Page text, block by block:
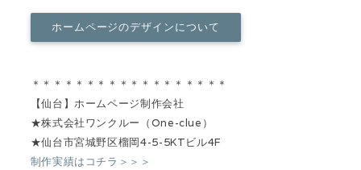
ホームページのデザインについて
＊＊＊＊＊＊＊＊＊＊＊＊＊＊＊＊＊＊
【仙台】ホームページ制作会社
★株式会社ワンクルー（One-clue）
★仙台市宮城野区榴岡4-5-5KTビル4F
制作実績はコチラ＞＞＞